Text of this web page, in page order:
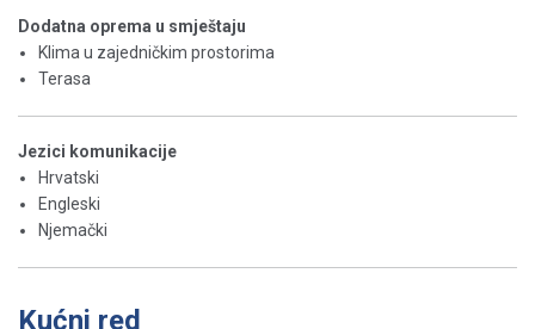
Dodatna oprema u smještaju
Klima u zajedničkim prostorima
Terasa
Jezici komunikacije
Hrvatski
Engleski
Njemački
Kućni red